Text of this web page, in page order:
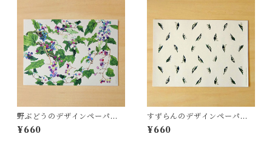
野ぶどうのデザインペーパ
ー WP21
¥660
すずらんのデザインペーパ
ー WP20
¥660